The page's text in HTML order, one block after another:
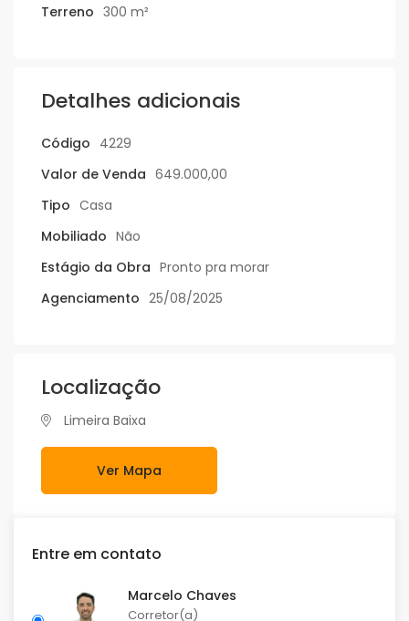
Terreno 300 m²
Detalhes adicionais
Código 4229
Valor de Venda 649.000,00
Tipo Casa
Mobiliado Não
Estágio da Obra Pronto pra morar
Agenciamento 25/08/2025
Localização
Limeira Baixa
Ver Mapa
Entre em contato
Marcelo Chaves
Corretor(a)